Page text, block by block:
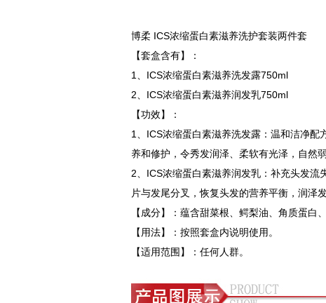
博柔 ICS浓缩蛋白素滋养洗护套装两件套
【套盒含有】：
1、ICS浓缩蛋白素滋养洗发露750ml
2、ICS浓缩蛋白素滋养润发乳750ml
【功效】：
1、ICS浓缩蛋白素滋养洗发露：温和洁净
养和修护，令秀发润泽、柔软有光泽，自然
2、ICS浓缩蛋白素滋养润发乳：补充头发
片与发尾分叉，恢复头发的营养平衡，润泽
【成分】：蕴含甜菜根、鳄梨油、角质蛋白
【用法】：按照套盒内说明使用。
【适用范围】：任何人群。